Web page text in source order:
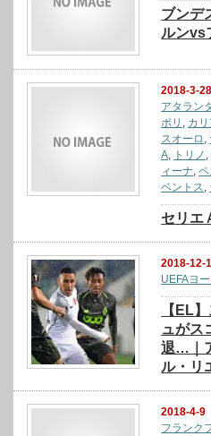
ブン
ルンvs
2018-3-28
アタラン
ポリ , カリ
スオーロ ,
A, トリノ ,
ィーナ,ペ
ベントス,
セリ
2018-12-
UEFAヨ
【EL
ュがス
退…｜
ル・リ
2018-4-9
フランク